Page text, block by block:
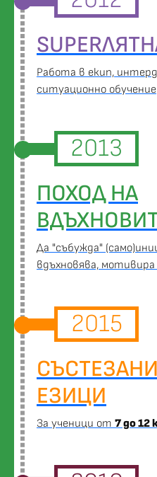
Работа в екип,
ситуационно обучение
2013
ПОХОД НА
Да "събужда"
вдъхновява, мотивира
2015
ЕЗИЦИ
За ученици от 7 до 12